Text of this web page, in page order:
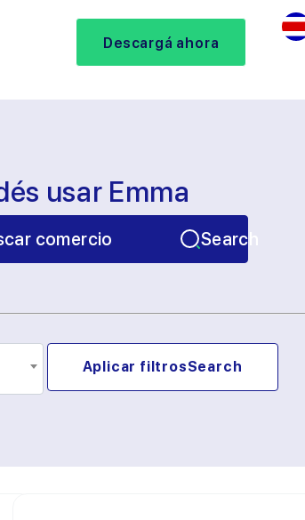
Descargá ahora
usar Emma
comercio Search
Aplicar filtrosSearch